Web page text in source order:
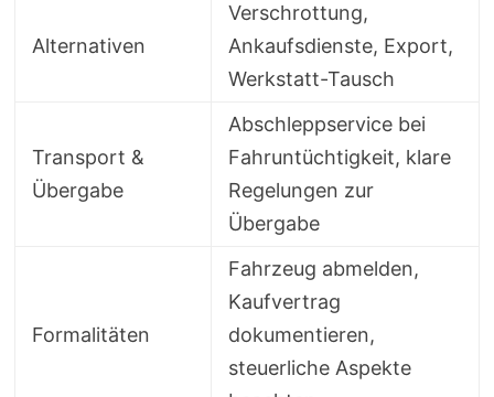
Alternativen
Verschrottung,
Ankaufsdienste, Export,
Werkstatt-Tausch
Transport &
Übergabe
Abschleppservice bei
Fahruntüchtigkeit, klare
Regelungen zur
Übergabe
Formalitäten
Fahrzeug abmelden,
Kaufvertrag
dokumentieren,
steuerliche Aspekte